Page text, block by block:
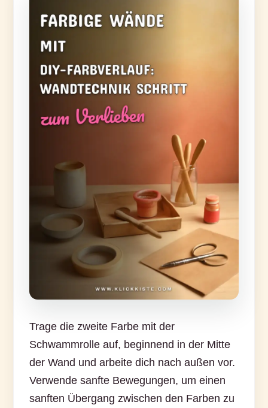
Trage die zweite Farbe mit der
Schwammrolle auf, beginnend in der Mitte
der Wand und arbeite dich nach außen vor.
Verwende sanfte Bewegungen, um einen
sanften Übergang zwischen den Farben zu